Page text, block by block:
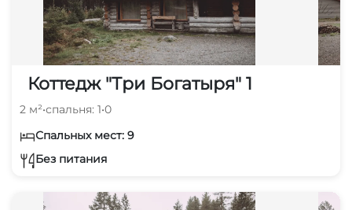
Коттедж "Три Богатыря" 1
2 м²•спальня: 1•0
Спальных мест: 9
Без питания